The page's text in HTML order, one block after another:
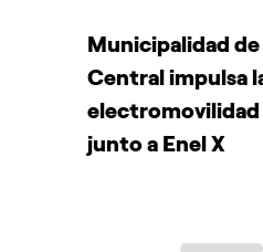
Municipalidad
Central impulsa
electromovilidad
junto a Enel X